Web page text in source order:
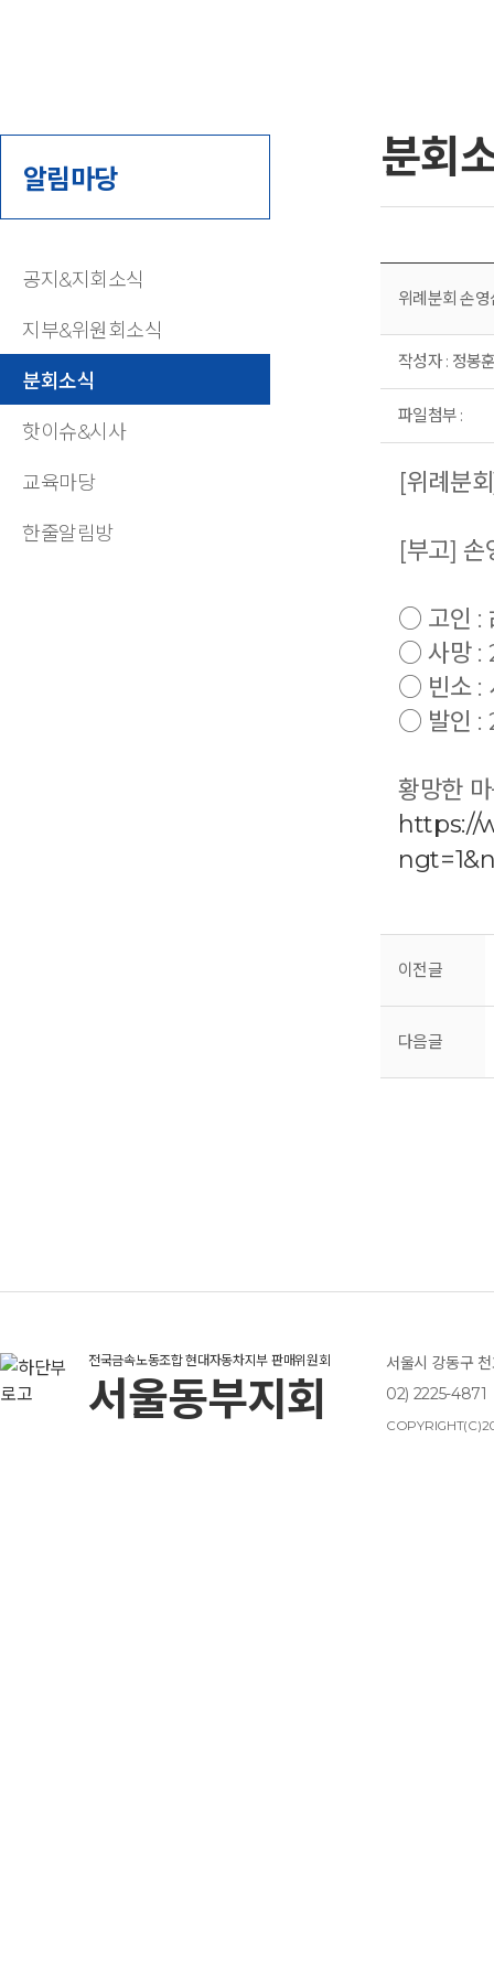
알림마당
공지&지회소식
지부&위원회소식
분회소식
핫이슈&시사
교육마당
한줄알림방
분회
위례분회 손
작성자 : 정봉
파일첨부 :
[위례분
[부고] 손
○ 고인 :
○ 사망 :
○ 빈소 :
○ 발인 :
황망한
https://
이전글
다음글
전국금속노동조합 현대자동차지부 판매위원회
서울동부지회
서울시 강동구
02) 2225-4871